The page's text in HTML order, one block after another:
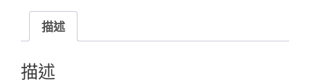
ハ
ド
ラ
描述
描述